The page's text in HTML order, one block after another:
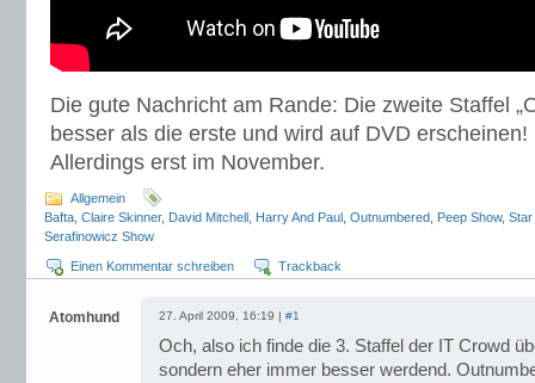
Die gute Nachricht am Rande: Die zweite Staffel
besser als die erste und wird auf DVD
Allerdings erst im November.
Allgemein
Bafta Claire Skinner, David Mitchell Harry And Paul Outnumbered Peep Show, Star
Serafinowicz Show
Einen Kommentar schreiben Trackback
Atomhund 27. April 2009, 16:19 | #1
Och, also ich finde die 3. Staffel der IT Crowd
sondern eher immer besser werdend.